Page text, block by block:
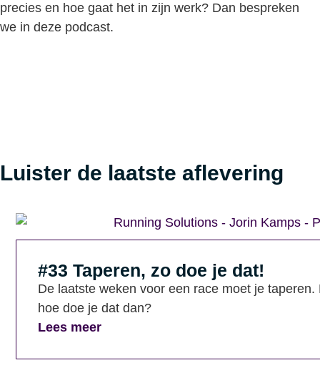
precies en hoe gaat het in zijn werk? Dan bespreken
we in deze podcast.
Luister de laatste aflevering
#33 Taperen, zo doe je dat!
De laatste weken voor een race moet je
hoe doe je dat dan?
Lees meer